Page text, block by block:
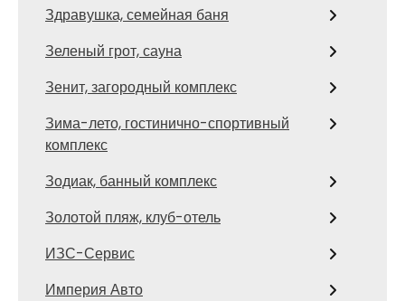
Здравушка, семейная баня
Зеленый грот, сауна
Зенит, загородный комплекс
Зима-лето, гостинично-спортивный
комплекс
Зодиак, банный комплекс
Золотой пляж, клуб-отель
ИЗС-Сервис
Империя Авто